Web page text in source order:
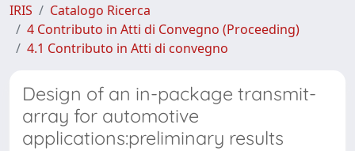
IRIS
Catalogo Ricerca
4 Contributo in Atti di Convegno (Proceeding)
4.1 Contributo in Atti di convegno
Design of an in-package transmit-
array for automotive
applications:preliminary results